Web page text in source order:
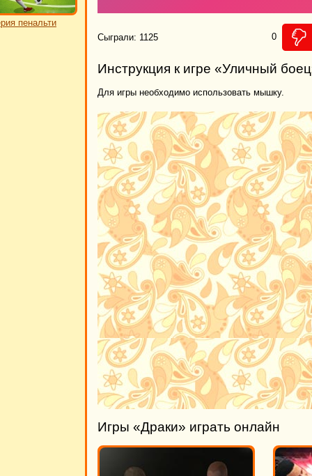
пенальти
Сыграли: 1125 0
Инструкция к игре «Уличный
Для игры необходимо использовать мышку.
Игры «Драки» играть онлайн